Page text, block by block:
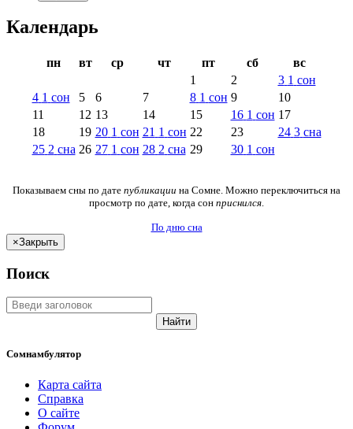
Календарь
пн вт ср чт пт сб
вс
1
2 3 1 сон
4 1 сон 5 6 7 8 1 сон 9
10
11
12 13 14 15 16 1 сон 17
18
19 20 1 сон 21 1 сон 22 23 24 3 сна
25 2 сна 26 27 1 сон 28 2 сна 29 30 1 сон
Показываем сны по дате публикации на Сомне. Можно переключиться на
просмотр по дате, когда сон приснился
По дню сна
×Закрыть
Поиск
Найти
Сомнамбулятор
Карта сайта
Справка
О сайте